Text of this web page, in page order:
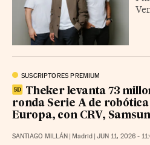
SUSCRIPTORES PREMIUM
Theker levanta 73
ronda Serie A de
Europa, con CRV,
SANTIAGO MILLÁN Madrid JUN 11, 2026 -